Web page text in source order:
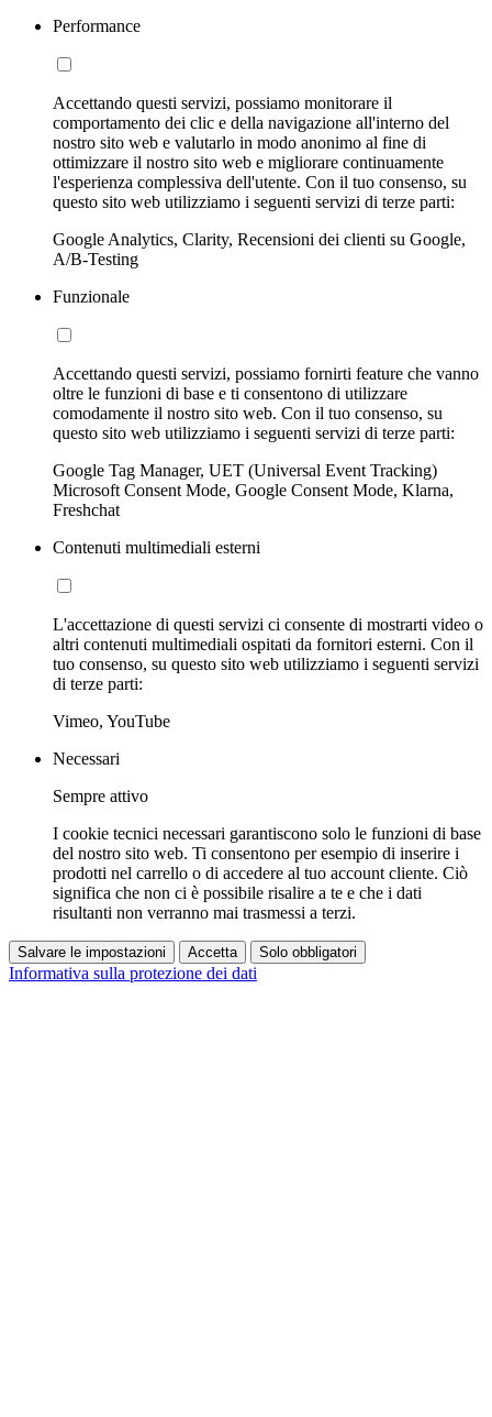
Performance
Accettando questi servizi, possiamo monitorare il
comportamento dei clic e della navigazione all'interno del
nostro sito web e valutarlo in modo anonimo al fine di
ottimizzare il nostro sito web e migliorare continuamente
l'esperienza complessiva dell'utente. Con il tuo consenso, su
questo sito web utilizziamo i seguenti servizi di terze parti:
Google Analytics, Clarity, Recensioni dei clienti su Google,
A/B-Testing
Funzionale
Accettando questi servizi, possiamo fornirti feature che vanno
oltre le funzioni di base e ti consentono di utilizzare
comodamente il nostro sito web. Con il tuo consenso, su
questo sito web utilizziamo i seguenti servizi di terze parti:
Google Tag Manager, UET (Universal Event Tracking)
Microsoft Consent Mode, Google Consent Mode, Klarna,
Freshchat
Contenuti multimediali esterni
L'accettazione di questi servizi ci consente di mostrarti video o
altri contenuti multimediali ospitati da fornitori esterni. Con il
tuo consenso, su questo sito web utilizziamo i seguenti servizi
di terze parti:
Vimeo, YouTube
Necessari
Sempre attivo
I cookie tecnici necessari garantiscono solo le funzioni di base
del nostro sito web. Ti consentono per esempio di inserire i
prodotti nel carrello o di accedere al tuo account cliente. Ciò
significa che non ci è possibile risalire a te e che i dati
risultanti non verranno mai trasmessi a terzi.
Salvare le impostazioni Accetta Solo obbligatori
Informativa sulla protezione dei dati